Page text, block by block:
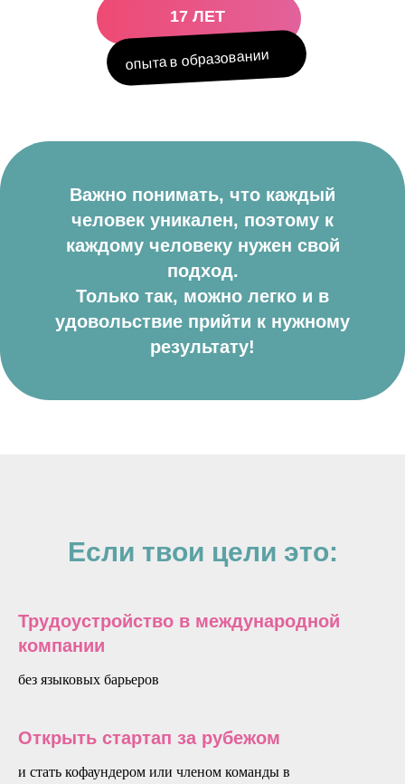
17 ЛЕТ
опыта в образовании
Важно понимать, что каждый
человек уникален, поэтому к
каждому человеку нужен свой
подход.
Только так, можно легко и в
удовольствие прийти к нужному
результату!
Если твои цели это:
Трудоустройство в международной
компании
без языковых барьеров
Открыть стартап за рубежом
и стать кофаундером или членом команды в